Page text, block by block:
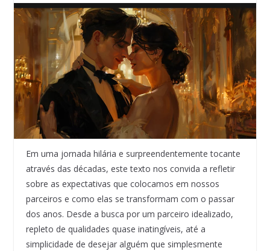
Em uma jornada hilária e surpreendentemente tocante
através das décadas, este texto nos convida a refletir
sobre as expectativas que colocamos em nossos
parceiros e como elas se transformam com o passar
dos anos. Desde a busca por um parceiro idealizado,
repleto de qualidades quase inatingíveis, até a
simplicidade de desejar alguém que simplesmente